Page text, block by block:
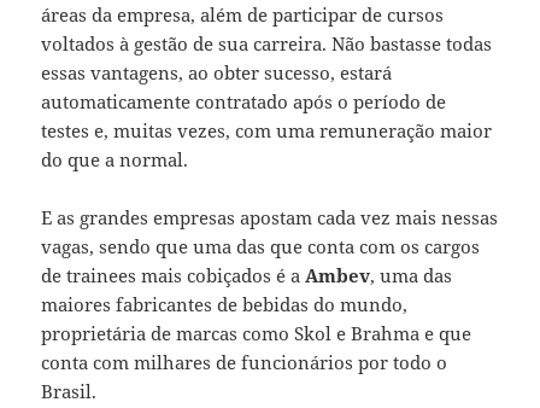
áreas da empresa, além de participar de cursos
voltados à gestão de sua carreira. Não bastasse todas
essas vantagens, ao obter sucesso, estará
automaticamente contratado após o período de
testes e, muitas vezes, com uma remuneração maior
do que a normal.
E as grandes empresas apostam cada vez mais nessas
vagas, sendo que uma das que conta com os cargos
de trainees mais cobiçados é aAmbev, uma das
maiores fabricantes de bebidas do mundo,
proprietária de marcas como Skol e Brahma e que
conta com milhares de funcionários por todo o
Brasil.